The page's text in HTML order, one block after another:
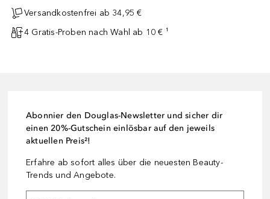
Versandkostenfrei ab 34,95 €
4 Gratis-Proben nach Wahl ab 10 € ¹
Abonnier den Douglas-Newsletter und sicher dir
einen 20%-Gutschein einlösbar auf den jeweils
aktuellen Preis²!
Erfahre ab sofort alles über die neuesten Beauty-
Trends und Angebote.